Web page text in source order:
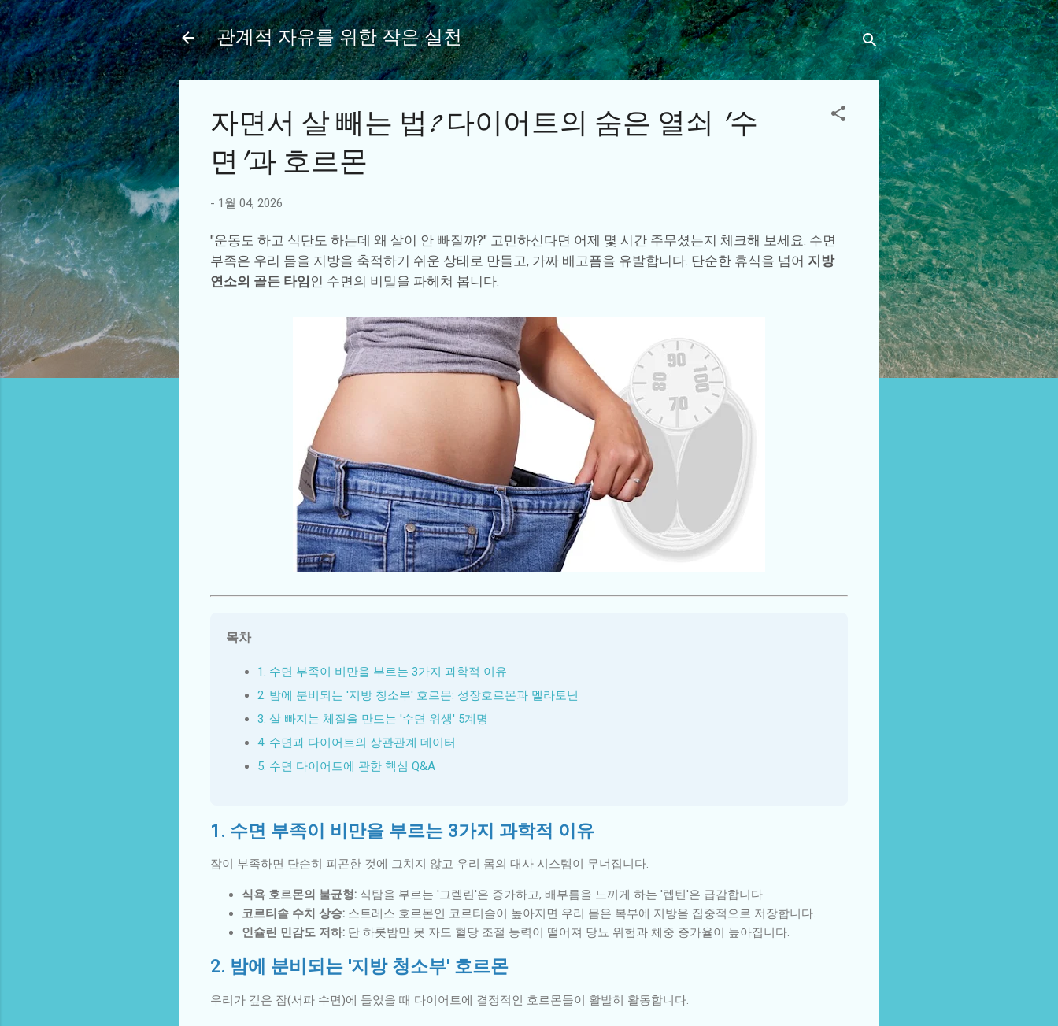
기본 콘텐츠로 건너뛰기
관계적 자유를 위한 작은 실천
자면서 살 빼는 법? 다이어트의 숨은 열쇠 '수
면'과 호르몬
- 1월 04, 2026
"운동도 하고 식단도 하는데 왜 살이 안 빠질까?" 고민하신다면 어제 몇 시간 주무셨는지 체크해 보세요. 수면
부족은 우리 몸을 지방을 축적하기 쉬운 상태로 만들고, 가짜 배고픔을 유발합니다. 단순한 휴식을 넘어 지방
연소의 골든 타임 인 수면의 비밀을 파헤쳐 봅니다.
목차
1. 수면 부족이 비만을 부르는 3가지 과학적 이유
2. 밤에 분비되는 '지방 청소부' 호르몬: 성장호르몬과 멜라토닌
3. 살 빠지는 체질을 만드는 '수면 위생' 5계명
4. 수면과 다이어트의 상관관계 데이터
5. 수면 다이어트에 관한 핵심 Q&A
1. 수면 부족이 비만을 부르는 3가지 과학적 이유
잠이 부족하면 단순히 피곤한 것에 그치지 않고 우리 몸의 대사 시스템이 무너집니다.
식욕 호르몬의 불균형: 식탐을 부르는 '그렐린'은 증가하고, 배부름을 느끼게 하는 '렙틴'은 급감합니다.
코르티솔 수치 상승: 스트레스 호르몬인 코르티솔이 높아지면 우리 몸은 복부에 지방을 집중적으로 저장합니다.
인슐린 민감도 저하: 단 하룻밤만 못 자도 혈당 조절 능력이 떨어져 당뇨 위험과 체중 증가율이 높아집니다.
2. 밤에 분비되는 '지방 청소부' 호르몬
우리가 깊은 잠(서파 수면)에 들었을 때 다이어트에 결정적인 호르몬들이 활발히 활동합니다.